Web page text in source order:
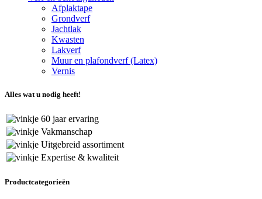
Afplaktape
Grondverf
Jachtlak
Kwasten
Lakverf
Muur en plafondverf (Latex)
Vernis
Alles wat u nodig heeft!
60 jaar ervaring
Vakmanschap
Uitgebreid assortiment
Expertise & kwaliteit
Productcategorieën